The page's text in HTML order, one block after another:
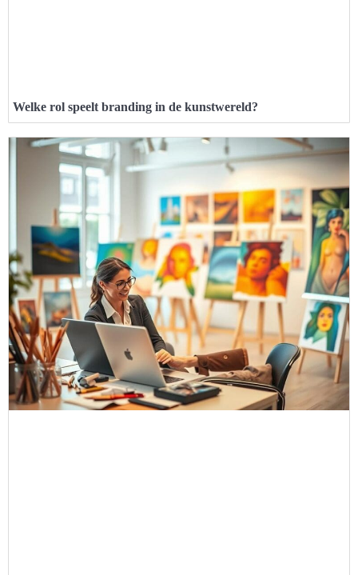
Welke rol speelt branding in de kunstwereld?